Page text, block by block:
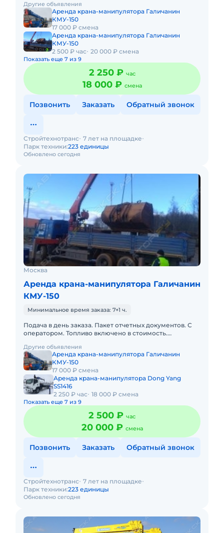
свободна. Техника
Другие объявления
Аренда крана-манипулятора Галичанин
КМУ-150
17 000 ₽ смена
Аренда крана-манипулятора Галичанин
КМУ-150
2 500 ₽ час
20 000 ₽ смена
Показать еще 7 из 9
2 250 ₽ час
18 000 ₽ смена
Позвонить Заказать Обратный звонок
Обновлено сегодня
Стройтехнотранс 7 лет на площадке
Парк техники:223 единицы
Москва
Аренда крана-манипулятора Галичанин
КМУ-150
Минимальное время заказа: 7+1 ч.
Подача в день заказа. Пакет отчетных документов. С
оператором. Топливо включено в стоимость.
свободна. Техника
Другие объявления
Аренда крана-манипулятора Галичанин
КМУ-150
17 000 ₽ смена
Аренда крана-манипулятора Dong Yang
SS1416
2 250 ₽ час 18 000 ₽ смена
Показать еще 7 из 9
2 500 ₽ час
20 000 ₽ смена
Позвонить Заказать Обратный звонок
Обновлено сегодня
Стройтехнотранс 7 лет на площадке
Парк техники:223 единицы